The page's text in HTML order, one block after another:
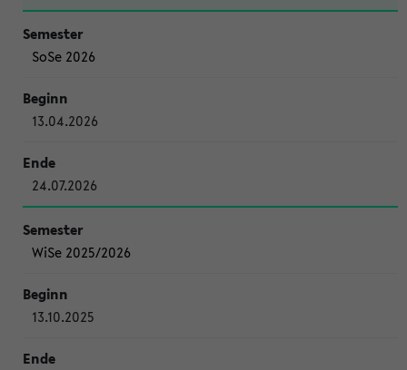
SoSe 2026
13.04.2026
24.07.2026
WiSe 2025/2026
13.10.2025